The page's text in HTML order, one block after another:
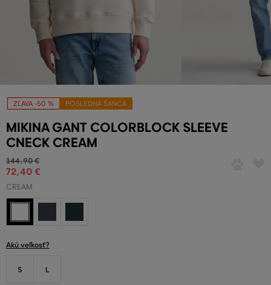
ZĽAVA -50 % POSLEDNÁ ŠANCA
MIKINA GANT COLORBLOCK SLEEVE
CNECK CREAM
144,90 €
72,40 €
CREAM
Akú veľkosť?
S L